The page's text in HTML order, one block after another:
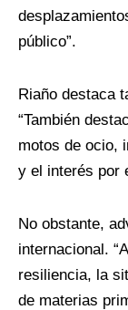
público”.
Riaño destaca
“También
motos de ocio,
y el interés por
No obstante,
internacional.
resiliencia, la
de materias